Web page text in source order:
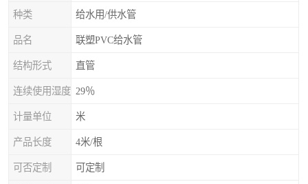
种类 给水用/供水管
品名 联塑PVC给水管
结构形式 直管
连续使用湿度 29％
计量单位 米
产品长度 4米/根
可否定制 可定制